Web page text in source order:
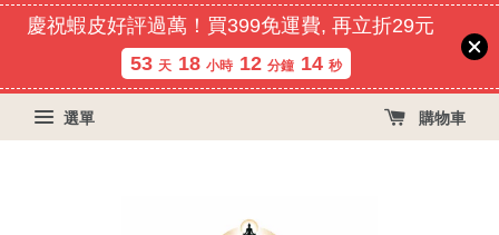
慶祝蝦皮好評過萬！買399免運費, 再立折29元
53 天 18 小時 12 分鐘 14 秒
選單 購物車